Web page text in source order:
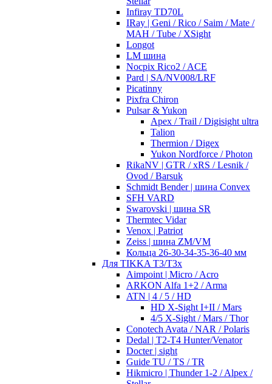
Infiray TD70L
IRay | Geni / Rico / Saim / Mate /
MAH / Tube / XSight
Longot
LM шина
Nocpix Rico2 / ACE
Pard | SA/NV008/LRF
Picatinny
Pixfra Chiron
Pulsar & Yukon
Apex / Trail / Digisight ultra
Talion
Thermion / Digex
Yukon Nordforce / Photon
RikaNV | GTR / xRS / Lesnik /
Ovod / Barsuk
Schmidt Bender | шина Convex
SFH VARD
Swarovski | шина SR
Thermtec Vidar
Venox | Patriot
Zeiss | шина ZM/VM
Кольца 26-30-34-35-36-40 мм
Для TIKKA T3/T3x
Aimpoint | Micro / Acro
ARKON Alfa 1+2 / Arma
ATN | 4 / 5 / HD
HD X-Sight I+II / Mars
4/5 X-Sight / Mars / Thor
Conotech Avata / NAR / Polaris
Dedal | T2-T4 Hunter/Venator
Docter | sight
Guide TU / TS / TR
Hikmicro | Thunder 1-2 / Alpex /